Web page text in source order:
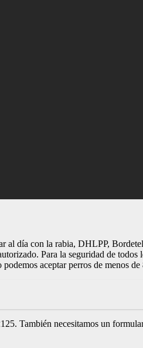
al día con la rabia, DHLPP,
Para la seguridad de todos
aceptar perros de menos de
También necesitamos un